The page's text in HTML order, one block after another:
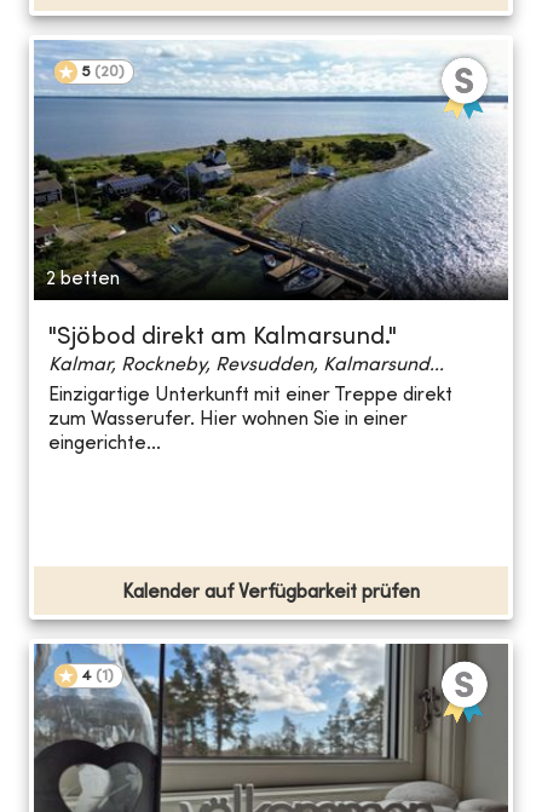
5 (20)
2 betten
"Sjöbod direkt am Kalmarsund."
Kalmar, Rockneby, Revsudden, Kalmarsund...
Einzigartige Unterkunft mit einer Treppe direkt
zum Wasserufer. Hier wohnen Sie in einer
eingerichte...
Kalender auf Verfügbarkeit prüfen
4 (1 )